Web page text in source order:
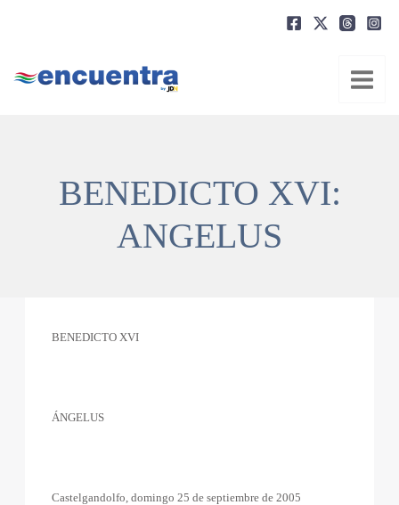
BENEDICTO XVI:
ANGELUS
BENEDICTO XVI
ÁNGELUS
Castelgandolfo, domingo 25 de septiembre de 2005